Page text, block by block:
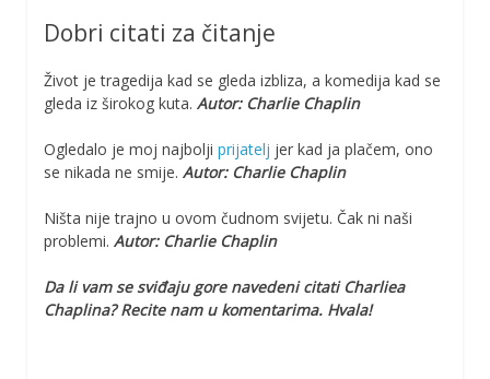
Dobri citati za čitanje
Život je tragedija kad se gleda izbliza, a komedija kad se
gleda iz širokog kuta. Autor: Charlie Chaplin
Ogledalo je moj najbolji prijatelj jer kad ja plačem, ono
se nikada ne smije. Autor: Charlie Chaplin
Ništa nije trajno u ovom čudnom svijetu. Čak ni naši
problemi. Autor: Charlie Chaplin
Da li vam se sviđaju gore navedeni citati Charliea
Chaplina? Recite nam u komentarima. Hvala!